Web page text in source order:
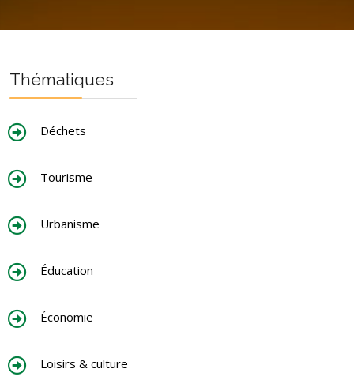
Thématiques
Déchets
Tourisme
Urbanisme
Éducation
Économie
Loisirs & culture